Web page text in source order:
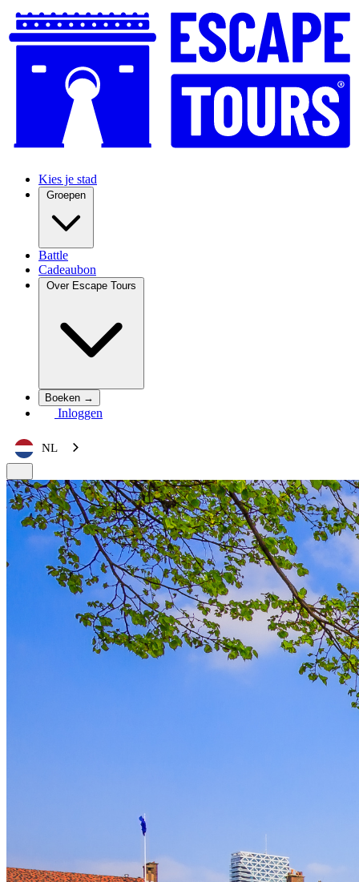
Kies je stad
Groepen
Battle
Cadeaubon
Over Escape Tours
Boeken →
Inloggen
NL